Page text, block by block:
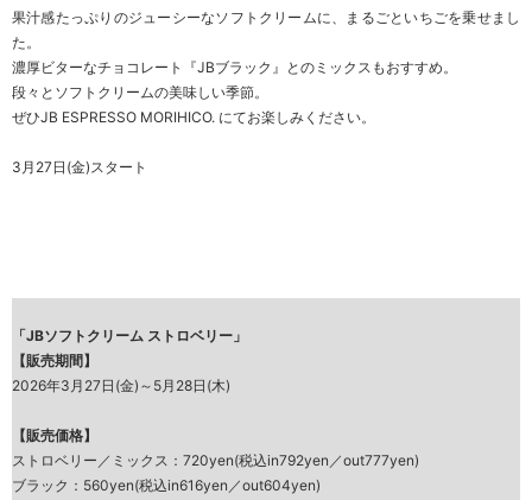
果汁感たっぷりのジューシーなソフトクリームに、まるごといちごを乗せまし
た。
濃厚ビターなチョコレート『JBブラック』とのミックスもおすすめ。
段々とソフトクリームの美味しい季節。
ぜひJB ESPRESSO MORIHICO. にてお楽しみください。
3月27日(金)スタート
「JBソフトクリーム ストロベリー」
【販売期間】
2026年3月27日(金)～5月28日(木)
【販売価格】
ストロベリー／ミックス：720yen(税込in792yen／out777yen)
ブラック：560yen(税込in616yen／out604yen)